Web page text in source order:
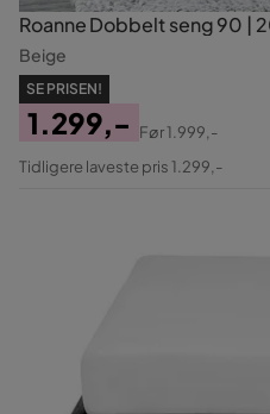
Roanne Dobbelt seng 90 |
Beige
SE PRISEN!
Pris
1.299,-
Original
Før1.999,-
Tidligere laveste pris 1.299,-